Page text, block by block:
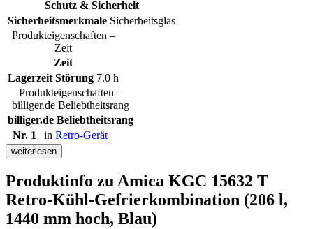
Schutz & Sicherheit
Sicherheitsmerkmale Sicherheitsglas
Produkteigenschaften –
Zeit
Zeit
Lagerzeit Störung 7.0 h
Produkteigenschaften –
billiger.de Beliebtheitsrang
billiger.de Beliebtheitsrang
Nr. 1
in Retro-Gerät
weiterlesen
Produktinfo zu Amica KGC 15632 T
Retro-Kühl-Gefrierkombination (206 l,
1440 mm hoch, Blau)